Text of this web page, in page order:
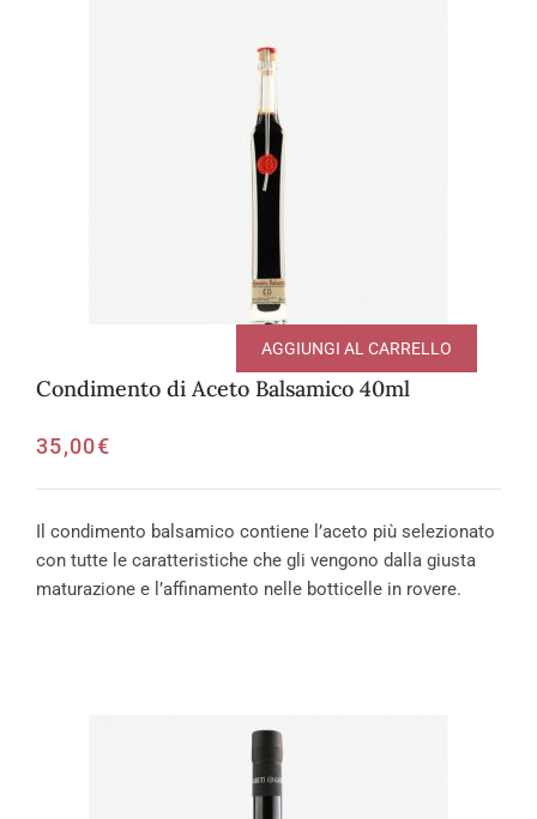
Condimento di Aceto Balsamico 40ml
35,00€
AGGIUNGI AL CARRELLO
Il condimento balsamico contiene l’aceto più selezionato
con tutte le caratteristiche che gli vengono dalla giusta
maturazione e l’affinamento nelle botticelle in rovere.